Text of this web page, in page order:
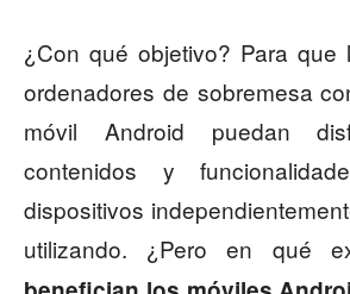
¿Con qué objetivo? Para que
ordenadores de sobremesa
móvil Android puedan
contenidos y
dispositivos
utilizando. ¿Pero en qué